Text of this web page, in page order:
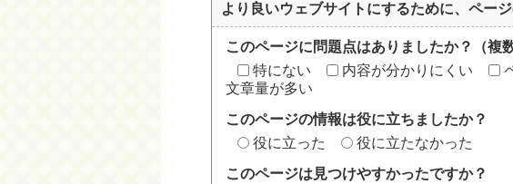
より良いウェブサイトにするために、ペー
このページに問題点はありましたか？（複
特にない
内容が分かりにくい
文章量が多い
このページの情報は役に立ちましたか？
役に立った
役に立たなかった
このページは見つけやすかったですか？